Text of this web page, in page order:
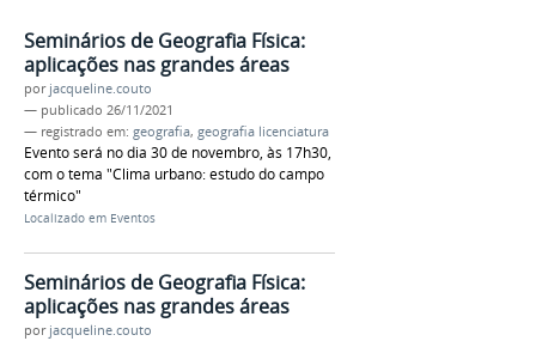
Seminários de Geografia Física:
aplicações nas grandes áreas
por jacqueline.couto
— publicado 26/11/2021
— registrado em: geografia, geografia licenciatura
Evento será no dia 30 de novembro, às 17h30,
com o tema "Clima urbano: estudo do campo
térmico"
Localizado em Eventos
Seminários de Geografia Física:
aplicações nas grandes áreas
por jacqueline.couto